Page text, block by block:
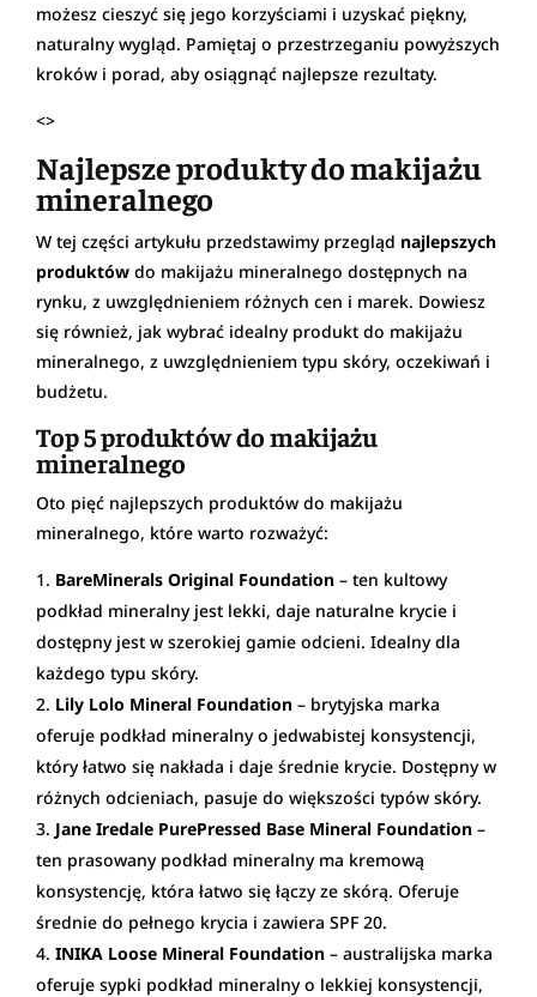
możesz cieszyć się jego korzyściami i uzyskać piękny,
naturalny wygląd. Pamiętaj o przestrzeganiu powyższych
kroków i porad, aby osiągnąć najlepsze rezultaty.
<>
Najlepsze produkty do makijażu
mineralnego
W tej części artykułu przedstawimy przegląd najlepszych
produktów do makijażu mineralnego dostępnych na
rynku, z uwzględnieniem różnych cen i marek. Dowiesz
się również, jak wybrać idealny produkt do makijażu
mineralnego, z uwzględnieniem typu skóry, oczekiwań i
budżetu.
Top 5 produktów do makijażu
mineralnego
Oto pięć najlepszych produktów do makijażu
mineralnego, które warto rozważyć:
BareMinerals Original Foundation – ten kultowy
podkład mineralny jest lekki, daje naturalne krycie i
dostępny jest w szerokiej gamie odcieni. Idealny dla
każdego typu skóry.
Lily Lolo Mineral Foundation – brytyjska marka
oferuje podkład mineralny o jedwabistej konsystencji,
który łatwo się nakłada i daje średnie krycie. Dostępny w
różnych odcieniach, pasuje do większości typów skóry.
Jane Iredale PurePressed Base Mineral Foundation –
ten prasowany podkład mineralny ma kremową
konsystencję, która łatwo się łączy ze skórą. Oferuje
średnie do pełnego krycia i zawiera SPF 20.
INIKA Loose Mineral Foundation – australijska marka
oferuje sypki podkład mineralny o lekkiej konsystencji,